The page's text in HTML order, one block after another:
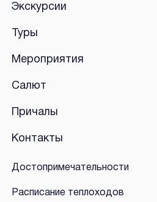
Экскурсии
Туры
Мероприятия
Салют
Причалы
Контакты
Достопримечательности
Расписание теплоходов